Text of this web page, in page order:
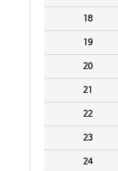
18
19
20
21
22
23
24